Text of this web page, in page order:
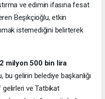
ve edimin ifasına fesat
Beşikçioğlu, etkin
istemediğini belirterek
2 milyon 500 bin lira
gelirin belediye başkanlığı
gelirleri ve Tatbikat